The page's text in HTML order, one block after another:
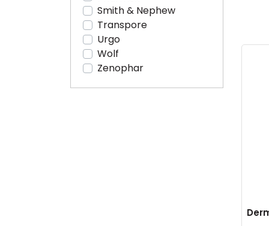
Smith & Nephew
Transpore
Urgo
Wolf
Zenophar